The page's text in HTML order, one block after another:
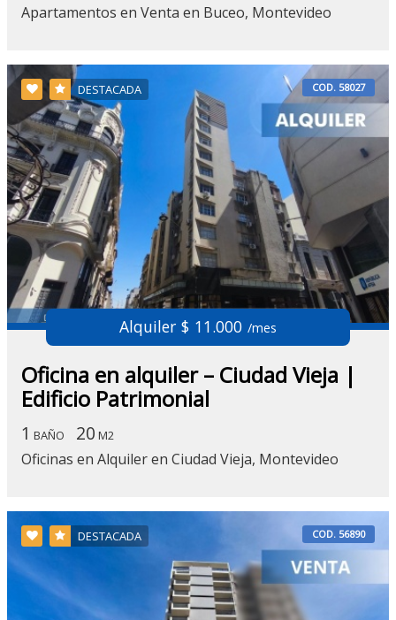
Apartamentos en Venta en Buceo, Montevideo
DESTACADA COD. 58027
Alquiler $ 11.000 /mes
Oficina en alquiler – Ciudad Vieja |
Edificio Patrimonial
1 BAÑO 20 M2
Oficinas en Alquiler en Ciudad Vieja, Montevideo
DESTACADA COD. 56890